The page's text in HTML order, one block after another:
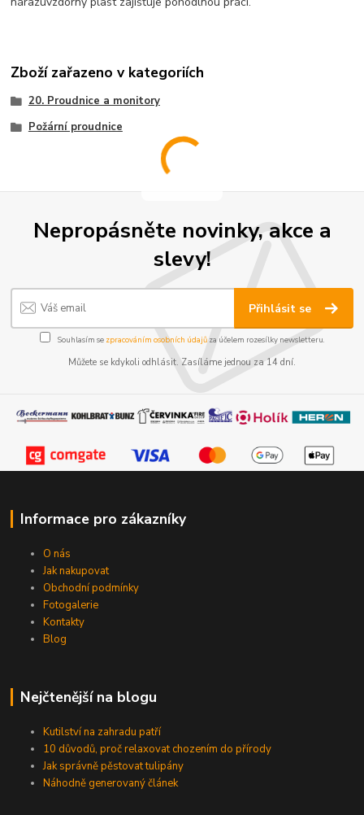
Zboží zařazeno v kategoriích
20. Proudnice a monitory
Požární proudnice
Nepropásněte novinky, akce a
slevy!
Přihlásit se
Souhlasím se zpracováním osobních údajůza účelem rozesílky newsletteru.
Můžete se kdykoli odhlásit. Zasíláme jednou za 14 dní.
Informace pro zákazníky
O nás
Jak nakupovat
Obchodní podmínky
Fotogalerie
Kontakty
Blog
Nejčtenější na blogu
Kutilství na zahradu patří
10 důvodů, proč relaxovat chozením do přírody
Jak správně pěstovat tulipány
Náhodně generovaný článek